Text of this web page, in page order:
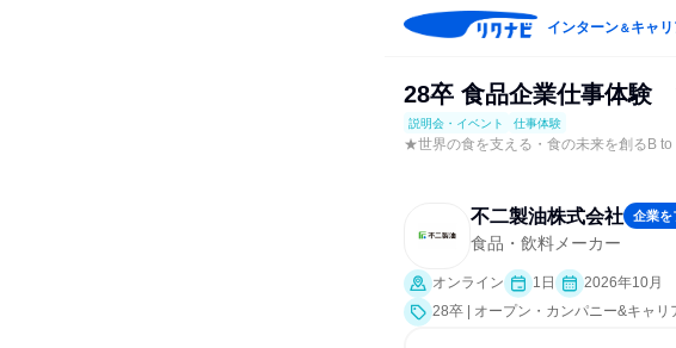
インターン＆キャ
28卒 食品企業仕事体験
説明会・イベント 仕事体験
★世界の食を支える・食の未来を創るB
不二製油株式会社 企業を
食品・飲料メーカー
オンライン 1日
2026年10月
28卒 | オープン・カンパニー&キャ